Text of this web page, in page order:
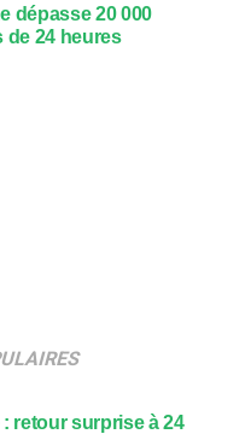
dépasse 20 000
de 24 heures
retour surprise à 24